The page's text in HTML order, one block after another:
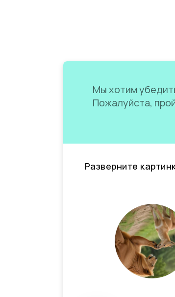
Мы хотим
Пожалуйста,
Разверните